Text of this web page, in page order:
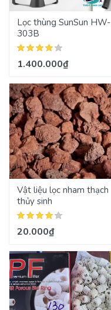
Lọc thùng SunSun HW-
303B
1.400.000₫
Vật liệu lọc nham thạch
thủy sinh
20.000₫